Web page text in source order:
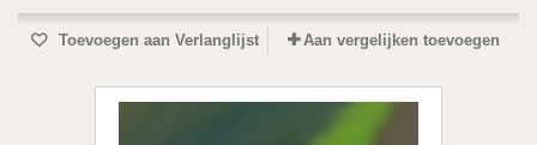
Toevoegen aan Verlanglijst Aan vergelijken toevoegen